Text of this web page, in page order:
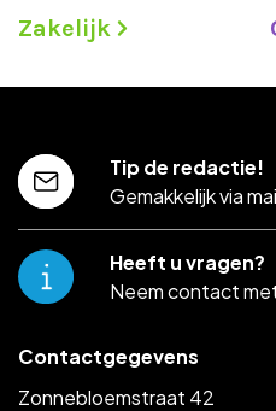
Zakelijk
Contactgegevens
Zonnebloemstraat 42
Tip de redactie!
Gemakkelijk via
Heeft u vragen?
Neem contact